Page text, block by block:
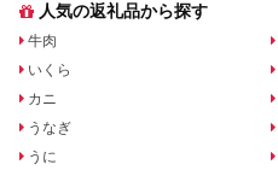
人気の返礼品から探す
牛肉
いくら
カニ
うなぎ
うに